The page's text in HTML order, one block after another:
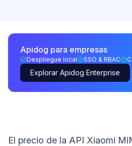
Apidog para empresas
Despliegue local SSO & RBAC
Explorar Apidog Enterprise
El precio de la API Xiaomi